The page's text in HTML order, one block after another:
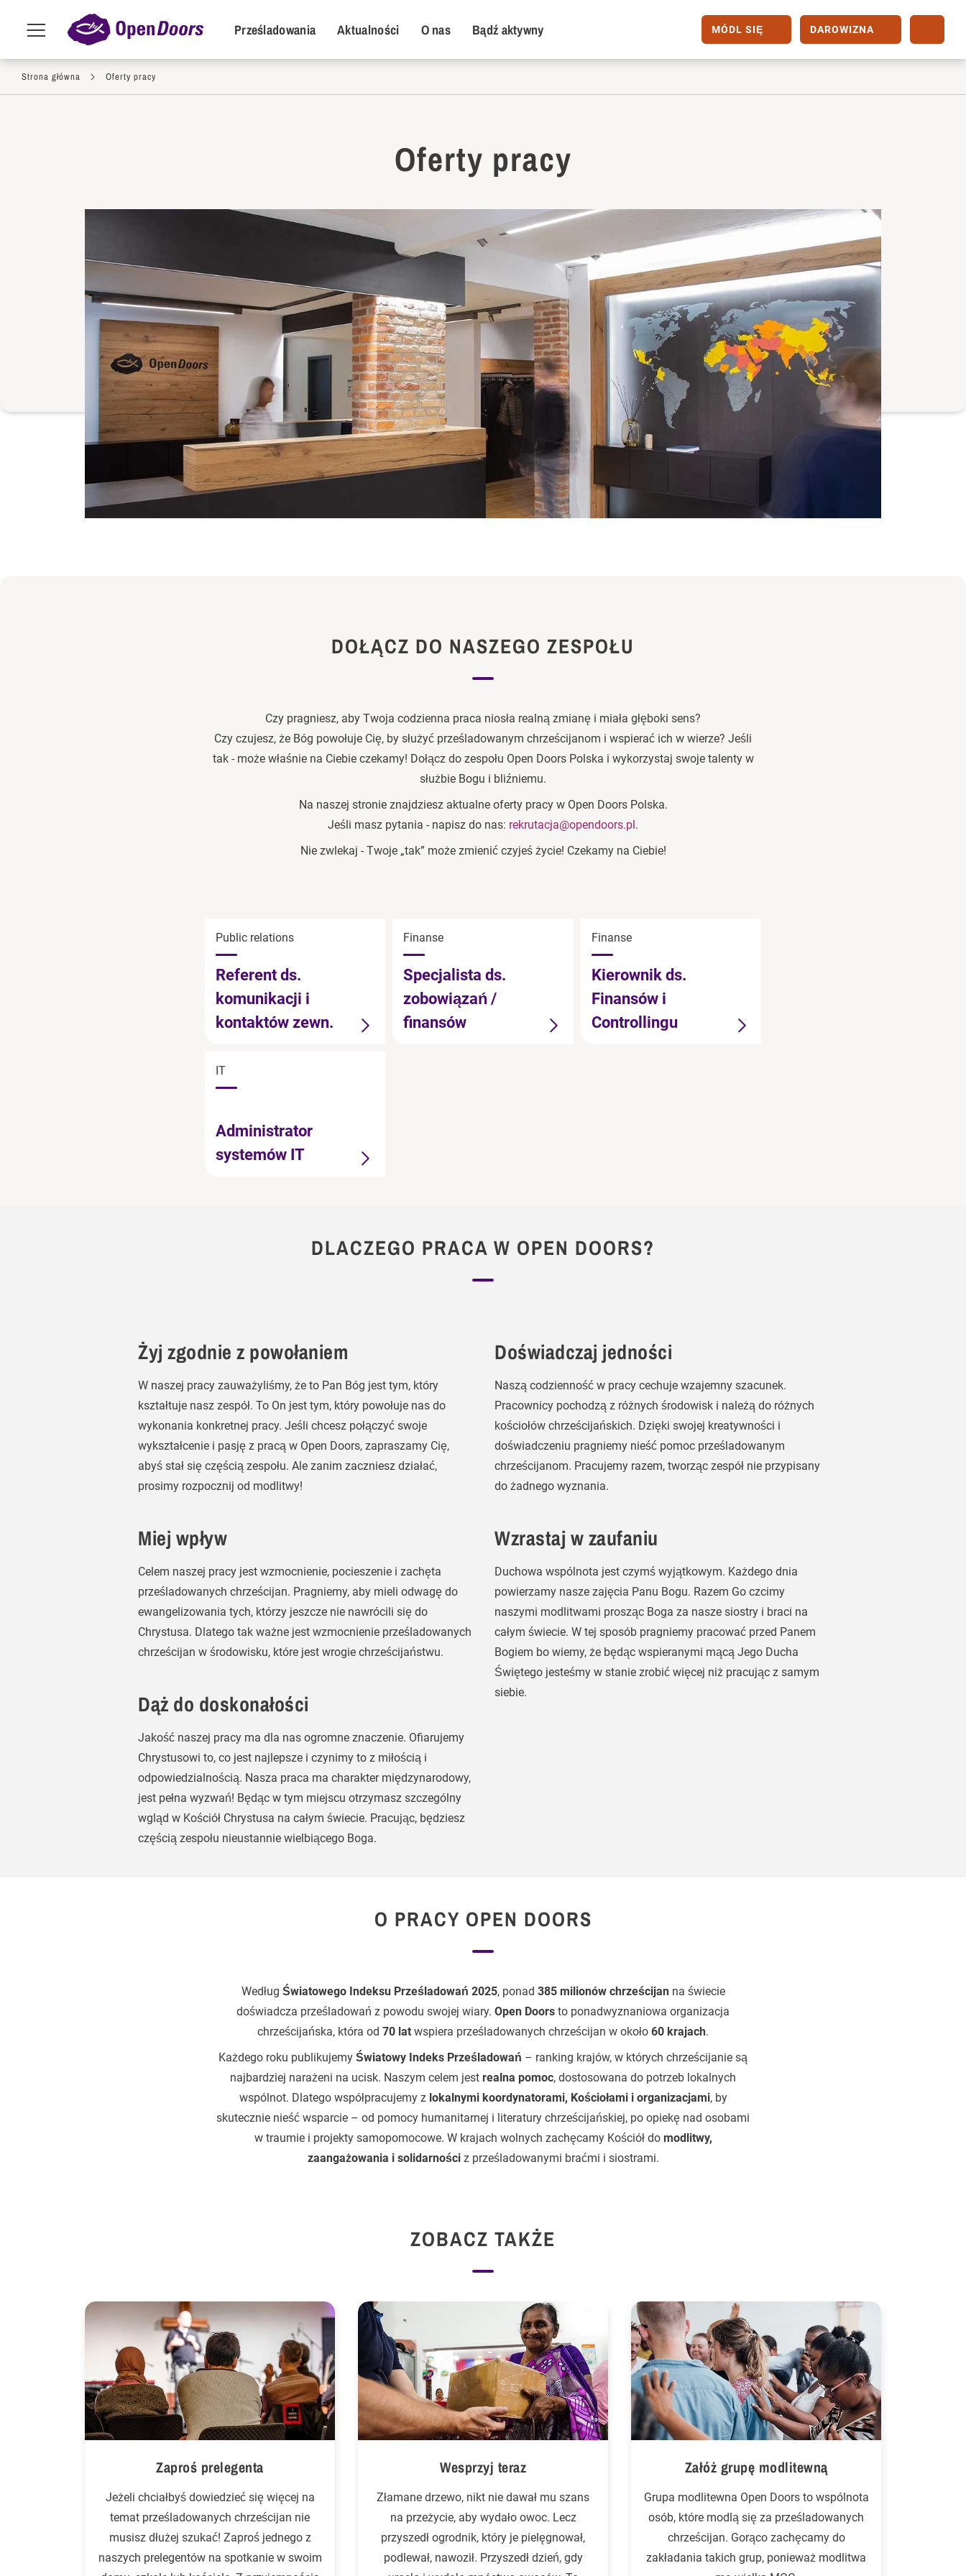
Przejdź do treści
Menu
POI Primary Menu
Prześladowania Aktualności O nas Bądź aktywny MÓDL SIĘ DAROWIZNA
Strona główna Oferty pracy
Oferty pracy
DOŁĄCZ DO NASZEGO ZESPOŁU
Czy pragniesz, aby Twoja codzienna praca niosła realną zmianę i miała głęboki sens?
Czy czujesz, że Bóg powołuje Cię, by służyć prześladowanym chrześcijanom i wspierać ich w wierze? Jeśli
tak - może właśnie na Ciebie czekamy! Dołącz do zespołu Open Doors Polska i wykorzystaj swoje talenty w
służbie Bogu i bliźniemu.
Na naszej stronie znajdziesz aktualne oferty pracy w Open Doors Polska.
Jeśli masz pytania - napisz do nas: rekrutacja@opendoors.pl.
Nie zwlekaj - Twoje „tak” może zmienić czyjeś życie! Czekamy na Ciebie!
Public relations
Referent ds.
komunikacji i
kontaktów zewn.
Finanse
Specjalista ds.
zobowiązań /
finansów
Finanse
Kierownik ds.
Finansów i
Controllingu
IT
Administrator
systemów IT
DLACZEGO PRACA W OPEN DOORS?
Żyj zgodnie z powołaniem
W naszej pracy zauważyliśmy, że to Pan Bóg jest tym, który
kształtuje nasz zespół. To On jest tym, który powołuje nas do
wykonania konkretnej pracy. Jeśli chcesz połączyć swoje
wykształcenie i pasję z pracą w Open Doors, zapraszamy Cię,
abyś stał się częścią zespołu. Ale zanim zaczniesz działać,
prosimy rozpocznij od modlitwy!
Miej wpływ
Celem naszej pracy jest wzmocnienie, pocieszenie i zachęta
prześladowanych chrześcijan. Pragniemy, aby mieli odwagę do
ewangelizowania tych, którzy jeszcze nie nawrócili się do
Chrystusa. Dlatego tak ważne jest wzmocnienie prześladowanych
chrześcijan w środowisku, które jest wrogie chrześcijaństwu.
Dąż do doskonałości
Jakość naszej pracy ma dla nas ogromne znaczenie. Ofiarujemy
Chrystusowi to, co jest najlepsze i czynimy to z miłością i
odpowiedzialnością. Nasza praca ma charakter międzynarodowy,
jest pełna wyzwań! Będąc w tym miejscu otrzymasz szczególny
wgląd w Kościół Chrystusa na całym świecie. Pracując, będziesz
częścią zespołu nieustannie wielbiącego Boga.
Doświadczaj jedności
Naszą codzienność w pracy cechuje wzajemny szacunek.
Pracownicy pochodzą z różnych środowisk i należą do różnych
kościołów chrześcijańskich. Dzięki swojej kreatywności i
doświadczeniu pragniemy nieść pomoc prześladowanym
chrześcijanom. Pracujemy razem, tworząc zespół nie przypisany
do żadnego wyznania.
Wzrastaj w zaufaniu
Duchowa wspólnota jest czymś wyjątkowym. Każdego dnia
powierzamy nasze zajęcia Panu Bogu. Razem Go czcimy
naszymi modlitwami prosząc Boga za nasze siostry i braci na
całym świecie. W tej sposób pragniemy pracować przed Panem
Bogiem bo wiemy, że będąc wspieranymi mącą Jego Ducha
Świętego jesteśmy w stanie zrobić więcej niż pracując z samym
siebie.
O PRACY OPEN DOORS
Według Światowego Indeksu Prześladowań 2025, ponad 385 milionów chrześcijanna świecie
doświadcza prześladowań z powodu swojej wiary. Open Doors to ponadwyznaniowa organizacja
chrześcijańska, która od 70 lat wspiera prześladowanych chrześcijan w około 60 krajach.
Każdego roku publikujemy Światowy Indeks Prześladowań – ranking krajów, w których chrześcijanie są
najbardziej narażeni na ucisk. Naszym celem jest realna pomoc, dostosowana do potrzeb lokalnych
wspólnot. Dlatego współpracujemy z lokalnymi koordynatorami, Kościołami i organizacjami, by
skutecznie nieść wsparcie – od pomocy humanitarnej i literatury chrześcijańskiej, po opiekę nad osobami
w traumie i projekty samopomocowe. W krajach wolnych zachęcamy Kościół do modlitwy,
zaangażowania i solidarnościz prześladowanymi braćmi i siostrami.
ZOBACZ TAKŻE
Zaproś prelegenta
Jeżeli chciałbyś dowiedzieć się więcej na
temat prześladowanych chrześcijan nie
musisz dłużej szukać! Zaproś jednego z
naszych prelegentów na spotkanie w swoim
Wesprzyj teraz
Złamane drzewo, nikt nie dawał mu szans
na przeżycie, aby wydało owoc. Lecz
przyszedł ogrodnik, który je pielęgnował,
podlewał, nawoził. Przyszedł dzień, gdy
Załóż grupę modlitewną
Grupa modlitewna Open Doors to wspólnota
osób, które modlą się za prześladowanych
chrześcijan. Gorąco zachęcamy do
zakładania takich grup, ponieważ modlitwa